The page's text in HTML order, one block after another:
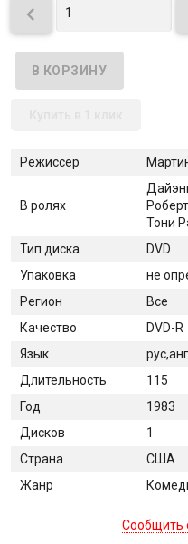

Режиссер
В ролях
Тони
Тип диска
DVD
Упаковка
не
Регион
Все
Качество
DVD-R
Язык
Длительность
115
Год
1983
Дисков
1
Страна
США
Жанр
Сообщить